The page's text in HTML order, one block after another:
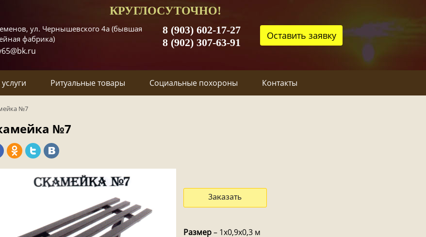
КРУГЛОСУТОЧНО!
ул. Чернышевского 4а (бывшая
фабрика)
Оставить заявку
8 (903) 602-17-27
8 (902) 307-63-91
Ритуальные товары Социальные похороны Контакты
№7
№7
Заказать
Размер– 1х0,9х0,3 м